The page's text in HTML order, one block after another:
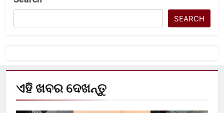
SEARCH
ଏହି ଖବର ଦେଖନ୍ତୁ